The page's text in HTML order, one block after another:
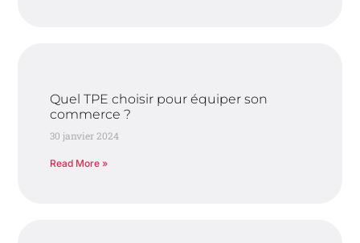
Quel TPE choisir pour équiper son
commerce ?
30 janvier 2024
Read More »